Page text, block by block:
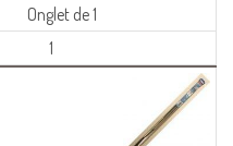
Onglet de 1
1